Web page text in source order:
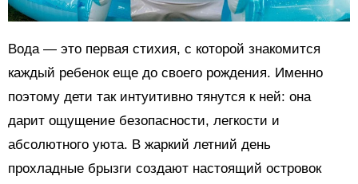
Вода — это первая стихия, с которой знакомится
каждый ребенок еще до своего рождения. Именно
поэтому дети так интуитивно тянутся к ней: она
дарит ощущение безопасности, легкости и
абсолютного уюта. В жаркий летний день
прохладные брызги создают настоящий островок